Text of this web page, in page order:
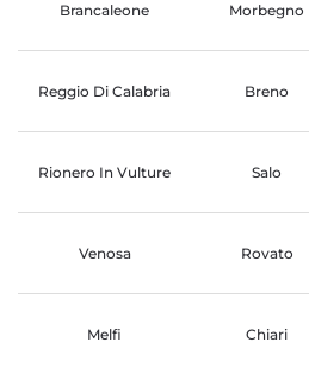
Brancaleone Morbegno
Reggio Di Calabria Breno
Rionero In Vulture Salo
Venosa Rovato
Melfi Chiari